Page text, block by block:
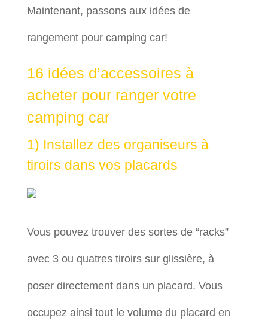
Maintenant, passons aux idées de
rangement pour camping car!
16 idées d’accessoires à
acheter pour ranger votre
camping car
1) Installez des organiseurs à
tiroirs dans vos placards
Vous pouvez trouver des sortes de “racks”
avec 3 ou quatres tiroirs sur glissière, à
poser directement dans un placard. Vous
occupez ainsi tout le volume du placard en